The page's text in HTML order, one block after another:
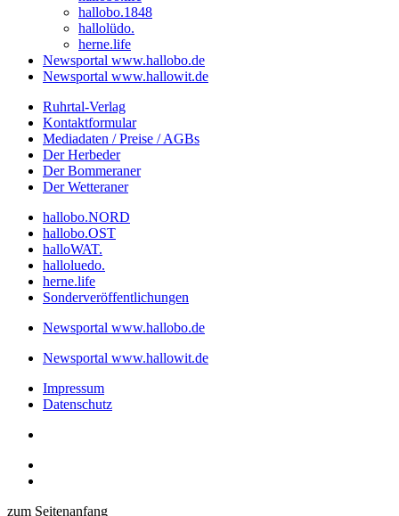
hallobo.1848
hallolüdo.
herne.life
Newsportal www.hallobo.de
Newsportal www.hallowit.de
Ruhrtal-Verlag
Kontaktformular
Mediadaten / Preise / AGBs
Der Herbeder
Der Bommeraner
Der Wetteraner
hallobo.NORD
hallobo.OST
halloWAT.
halloluedo.
herne.life
Sonderveröffentlichungen
Newsportal www.hallobo.de
Newsportal www.hallowit.de
Impressum
Datenschutz
zum Seitenanfang